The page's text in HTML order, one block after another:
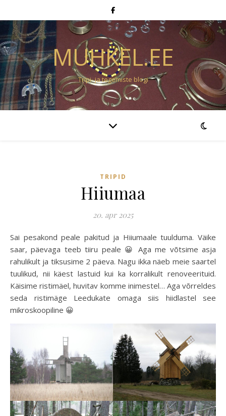
MUHKEL.EE
Tripi- ja tegemiste blogi
TRIPID
Hiiumaa
20. apr 2025
Sai pesakond peale pakitud ja Hiiumaale tuulduma. Väike
saar, päevaga teeb tiiru peale 😀 Aga me võtsime asja
rahulikult ja tiksusime 2 päeva. Nagu ikka näeb meie saartel
tuulikud, nii käest lastuid kui ka korralikult renoveerituid.
Käisime ristimäel, huvitav komme inimestel… Aga võrreldes
seda ristimäge Leedukate omaga siis hiidlastel see
mikroskoopiline 😀